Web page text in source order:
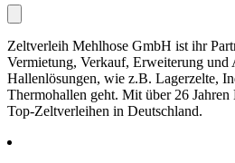
Zeltverleih Mehlhose GmbH ist ihr
Vermietung, Verkauf, Erweiterung
Hallenlösungen, wie z.B. Lagerzelte,
Thermohallen geht. Mit über 26
Top-Zeltverleihen in Deutschland.